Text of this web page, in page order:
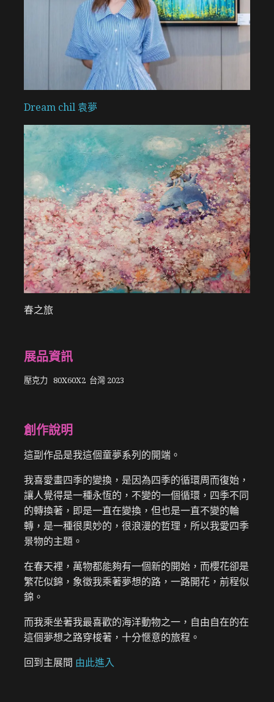
Dream chil 袁夢
春之旅
展品資訊
壓克力 80X60X2 台灣 2023
創作說明
這副作品是我這個童夢系列的開端。
我喜愛畫四季的變換，是因為四季的循環周而復始，
讓人覺得是一種永恆的，不變的一個循環，四季不同
的轉換著，即是一直在變換，但也是一直不變的輪
轉，是一種很奧妙的，很浪漫的哲理，所以我愛四季
景物的主題。
在春天裡，萬物都能夠有一個新的開始，而櫻花卻是
繁花似錦，象徵我乘著夢想的路，一路開花，前程似
錦。
而我乘坐著我最喜歡的海洋動物之一，自由自在的在
這個夢想之路穿梭著，十分愜意的旅程。
回到主展間 由此進入